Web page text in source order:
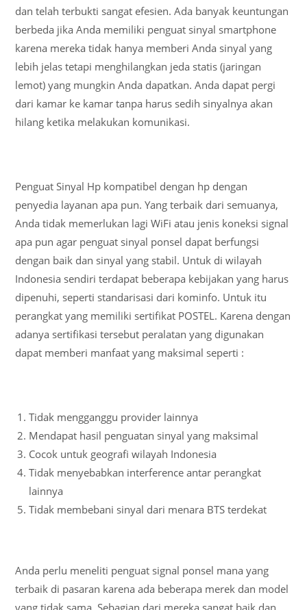
dan telah terbukti sangat efesien. Ada banyak keuntungan
berbeda jika Anda memiliki penguat sinyal smartphone
karena mereka tidak hanya memberi Anda sinyal yang
lebih jelas tetapi menghilangkan jeda statis (jaringan
lemot) yang mungkin Anda dapatkan. Anda dapat pergi
dari kamar ke kamar tanpa harus sedih sinyalnya akan
hilang ketika melakukan komunikasi.
Penguat Sinyal Hp kompatibel dengan hp dengan
penyedia layanan apa pun. Yang terbaik dari semuanya,
Anda tidak memerlukan lagi WiFi atau jenis koneksi signal
apa pun agar penguat sinyal ponsel dapat berfungsi
dengan baik dan sinyal yang stabil. Untuk di wilayah
Indonesia sendiri terdapat beberapa kebijakan yang harus
dipenuhi, seperti standarisasi dari kominfo. Untuk itu
perangkat yang memiliki sertifikat POSTEL. Karena dengan
adanya sertifikasi tersebut peralatan yang digunakan
dapat memberi manfaat yang maksimal seperti :
Tidak mengganggu provider lainnya
Mendapat hasil penguatan sinyal yang maksimal
Cocok untuk geografi wilayah Indonesia
Tidak menyebabkan interference antar perangkat
lainnya
Tidak membebani sinyal dari menara BTS terdekat
Anda perlu meneliti penguat signal ponsel mana yang
terbaik di pasaran karena ada beberapa merek dan model
yang tidak sama. Sebagian dari mereka sangat baik dan